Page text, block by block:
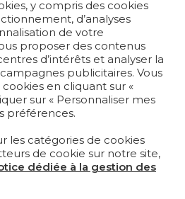
?
y compris des cookies
d’analyses
de votre
proposer des contenus
d’intérêts et analyser la
publicitaires. Vous
en cliquant sur «
sur « Personnaliser mes
préférences.
les catégories de cookies
de cookie sur notre site,
dédiée à la gestion des